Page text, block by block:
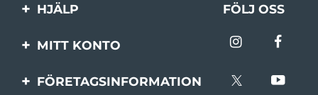
HJÄLP
Kontakta oss
FÖLJ OSS
MITT KONTO
Produktregistrering
FÖRETAGSINFORMATION